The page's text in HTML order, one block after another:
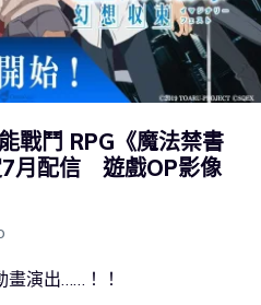
戰鬥 RPG《魔法禁書
7月配信 遊戲OP影像
畫演出……！！